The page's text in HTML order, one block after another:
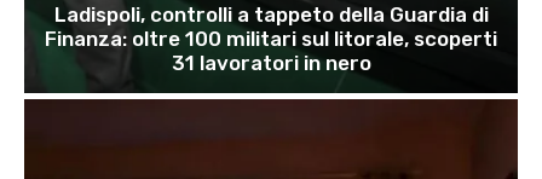
Ladispoli, controlli a tappeto della Guardia di
Finanza: oltre 100 militari sul litorale, scoperti
31 lavoratori in nero